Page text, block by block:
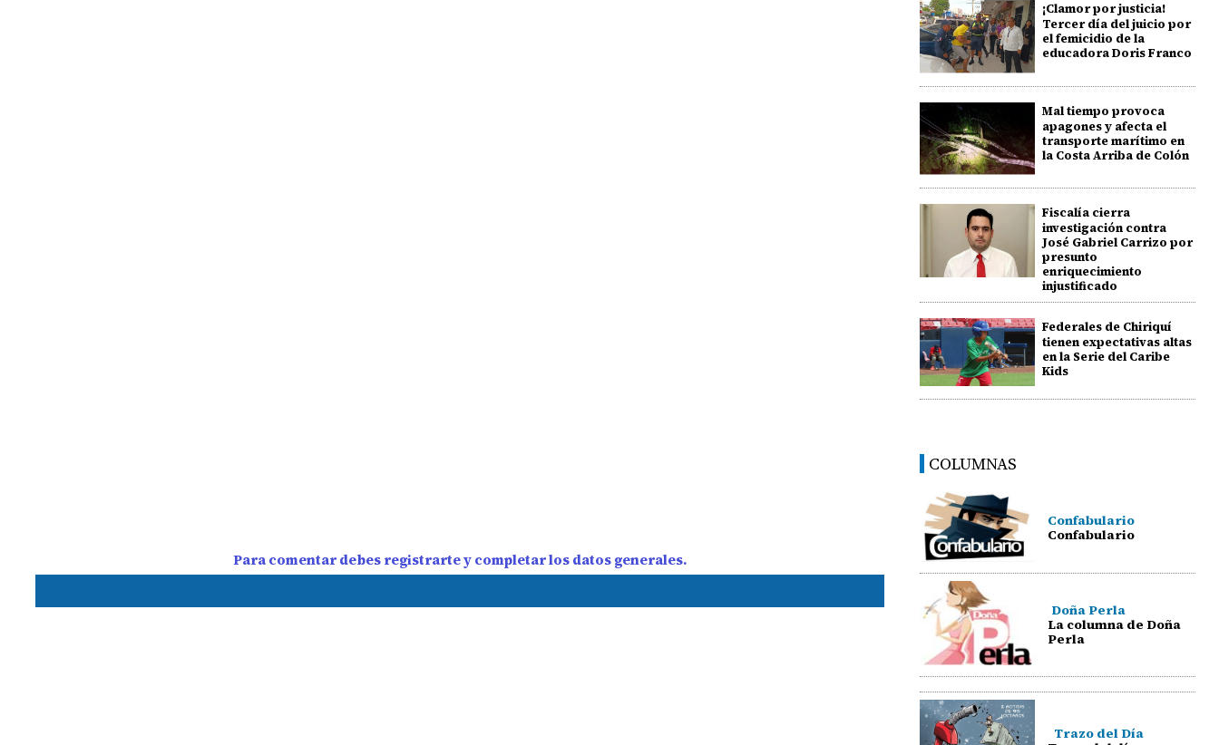
Para comentar debes registrarte y completar los datos generales.
¡Clamor por justicia!
Tercer día del juicio por
el femicidio de la
educadora Doris Franco
Mal tiempo provoca
apagones y afecta el
transporte marítimo en
la Costa Arriba de Colón
Fiscalía cierra
investigación contra
José Gabriel Carrizo por
presunto
enriquecimiento
injustificado
Federales de Chiriquí
tienen expectativas altas
en la Serie del Caribe
Kids
COLUMNAS
Confabulario
Confabulario
Doña Perla
La columna de Doña
Perla
Trazo del Día